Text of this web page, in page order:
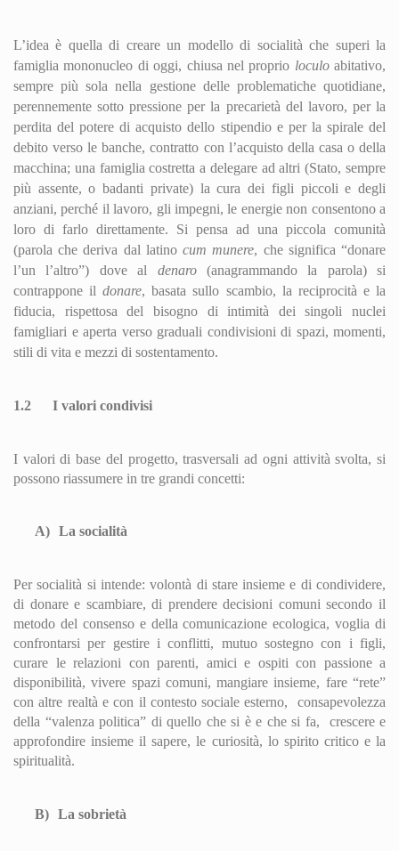
L’idea è quella di creare un modello di socialità che superi la
famiglia mononucleo di oggi, chiusa nel proprio loculoabitativo,
sempre più sola nella gestione delle problematiche quotidiane,
perennemente sotto pressione per la precarietà del lavoro, per la
perdita del potere di acquisto dello stipendio e per la spirale del
debito verso le banche, contratto con l’acquisto della casa o della
macchina; una famiglia costretta a delegare ad altri (Stato, sempre
più assente, o badanti private) la cura dei figli piccoli e degli
anziani, perché il lavoro, gli impegni, le energie non consentono a
loro di farlo direttamente. Si pensa ad una piccola comunità
(parola che deriva dal latinocum munere, che significa “donare
l’un l’altro”) dove al denaro(anagrammando la parola) si
contrappone ildonare, basata sullo scambio, la reciprocità e la
fiducia, rispettosa del bisogno di intimità dei singoli nuclei
famigliari e aperta verso graduali condivisioni di spazi, momenti,
stili di vita e mezzi di sostentamento.
1.2 I valori condivisi
I valori di base del progetto, trasversali ad ogni attività svolta, si
possono riassumere in tre grandi concetti:
A) La socialità
Per socialità si intende: volontà di stare insieme e di condividere,
di donare e scambiare, di prendere decisioni comuni secondo il
metodo del consenso e della comunicazione ecologica, voglia di
confrontarsi per gestire i conflitti, mutuo sostegno con i figli,
curare le relazioni con parenti, amici e ospiti con passione a
disponibilità, vivere spazi comuni, mangiare insieme, fare “rete”
con altre realtà e con il contesto sociale esterno,
consapevolezza
della “valenza politica” di quello che si è e che si fa,
crescere e
approfondire insieme il sapere, le curiosità, lo spirito critico e la
spiritualità.
B) La sobrietà